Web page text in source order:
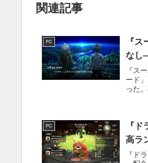
関連記事
PC
『
なし
『ス
ード
った
PC
『
高ラ
『ド